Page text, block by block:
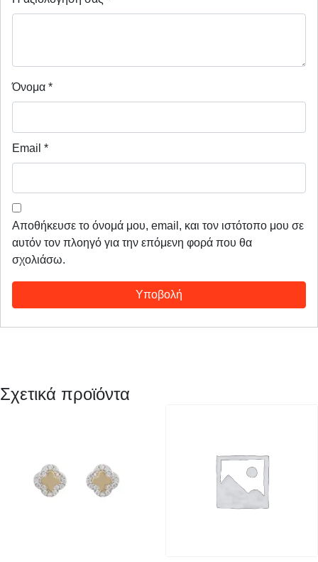
Όνομα *
Email *
Αποθήκευσε το όνομά μου, email, και τον ιστότοπο μου σε
αυτόν τον πλοηγό για την επόμενη φορά που θα
σχολιάσω.
Σχετικά προϊόντα